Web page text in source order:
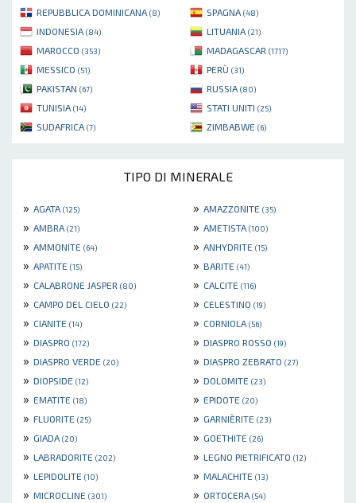
REPUBBLICA DOMINICANA (8) SPAGNA (48)
INDONESIA (84) LITUANIA (21)
MAROCCO (353) MADAGASCAR (1717)
MESSICO (51) PERÙ (31)
PAKISTAN (67) RUSSIA (80)
TUNISIA (14) STATI UNITI (25)
SUDAFRICA (7) ZIMBABWE (6)
TIPO DI MINERALE
» AGATA (125) » AMAZZONITE (35)
» AMBRA (21) » AMETISTA (100)
» AMMONITE (64) » ANHYDRITE (15)
» APATITE (15) » BARITE (41)
» CALABRONE JASPER (80) » CALCITE (116)
» CAMPO DEL CIELO (22) » CELESTINO (19)
» CIANITE (14) » CORNIOLA (56)
» DIASPRO (172) » DIASPRO ROSSO (19)
» DIASPRO VERDE (20) » DIASPRO ZEBRATO (27)
» DIOPSIDE (12) » DOLOMITE (23)
» EMATITE (18) » EPIDOTE (20)
» FLUORITE (25) » GARNIÈRITE (23)
» GIADA (20) » GOETHITE (26)
» LABRADORITE (202) » LEGNO PIETRIFICATO (12)
» LEPIDOLITE (10) » MALACHITE (13)
» MICROCLINE (301) » ORTOCERA (54)